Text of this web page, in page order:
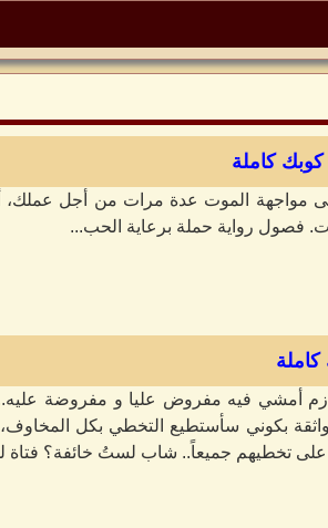
كاملة
مواجهة الموت عدة مرات من أجل عملك،
فصول رواية حملة برعاية الحب...
أمشي فيه مفروض عليا و مفروضة
بكوني سأستطيع التخطي بكل المخاوف،
على تخطيهم جميعاً.. شاب لستُ خائفة؟ فتاة